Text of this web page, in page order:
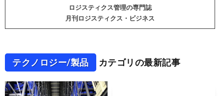
ロジスティクス管理の専門誌
月刊ロジスティクス・ビジネス
テクノロジー/製品 カテゴリの最新記事